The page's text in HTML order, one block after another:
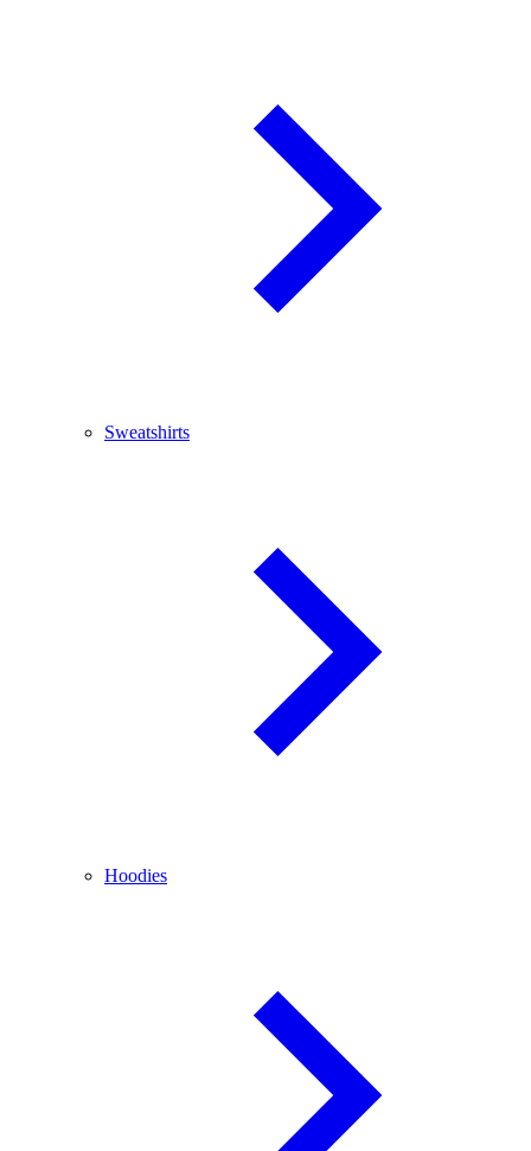
Sweatshirts
Hoodies